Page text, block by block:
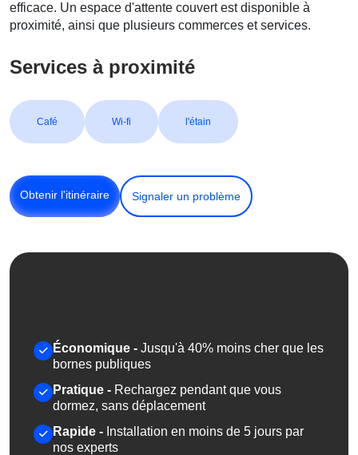
efficace. Un espace d'attente couvert est disponible à
proximité, ainsi que plusieurs commerces et services.
Services à proximité
Café Wi-fi l'étain
Obtenir l'itinéraire Signaler un problème
Économique - Jusqu'à 40% moins cher que les
bornes publiques
Pratique - Rechargez pendant que vous
dormez, sans déplacement
Rapide - Installation en moins de 5 jours par
nos experts